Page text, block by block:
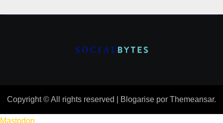
Copyright © All rights reserved Blogarise por Themeansar.
Mastodon